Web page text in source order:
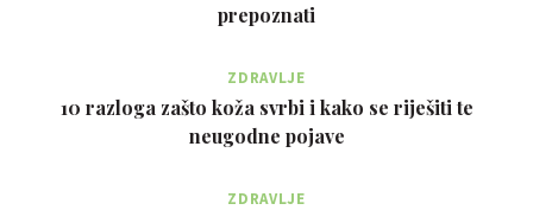
prepoznati
ZDRAVLJE
10 razloga zašto koža svrbi i kako se riješiti te
neugodne pojave
ZDRAVLJE